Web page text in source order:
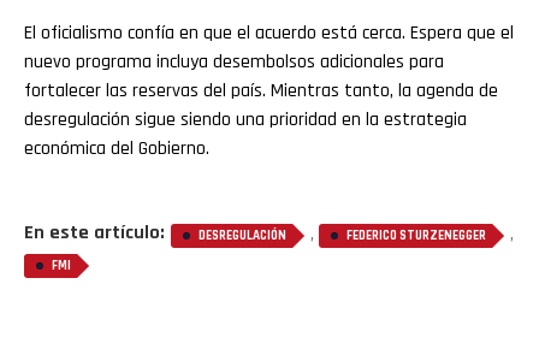
El oficialismo confía en que el acuerdo está cerca. Espera que el
nuevo programa incluya desembolsos adicionales para
fortalecer las reservas del país. Mientras tanto, la agenda de
desregulación sigue siendo una prioridad en la estrategia
económica del Gobierno.
En este artículo: DESREGULACIÓN , FEDERICO STURZENEGGER ,
FMI